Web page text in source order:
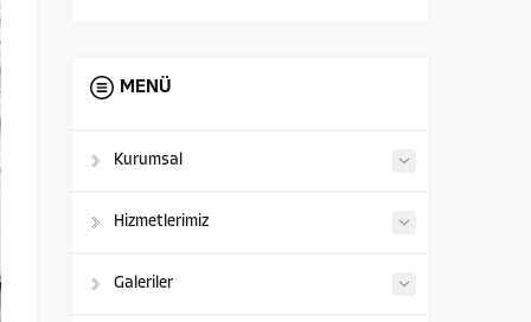
MENÜ
Kurumsal
Hizmetlerimiz
Galeriler